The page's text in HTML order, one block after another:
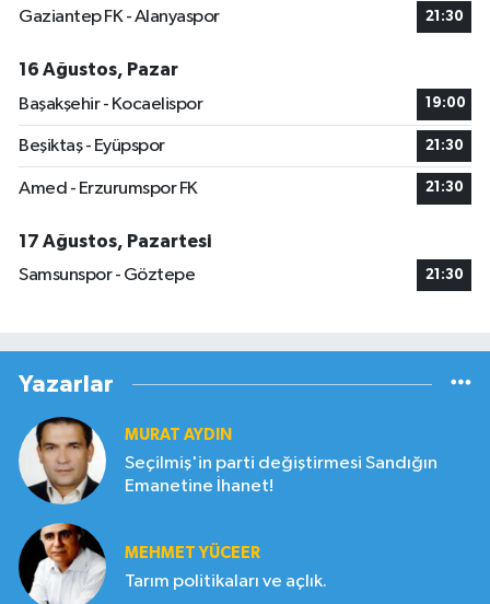
Gaziantep FK - Alanyaspor 21:30
16 Ağustos, Pazar
Başakşehir - Kocaelispor
19:00
Beşiktaş - Eyüpspor 21:30
Amed - Erzurumspor FK 21:30
17 Ağustos, Pazartesi
Samsunspor - Göztepe
21:30
Yazarlar
MURAT AYDIN
Seçilmiş'in parti değiştirmesi Sandığın
Emanetine İhanet!
MEHMET YÜCEER
Tarım politikaları ve açlık.